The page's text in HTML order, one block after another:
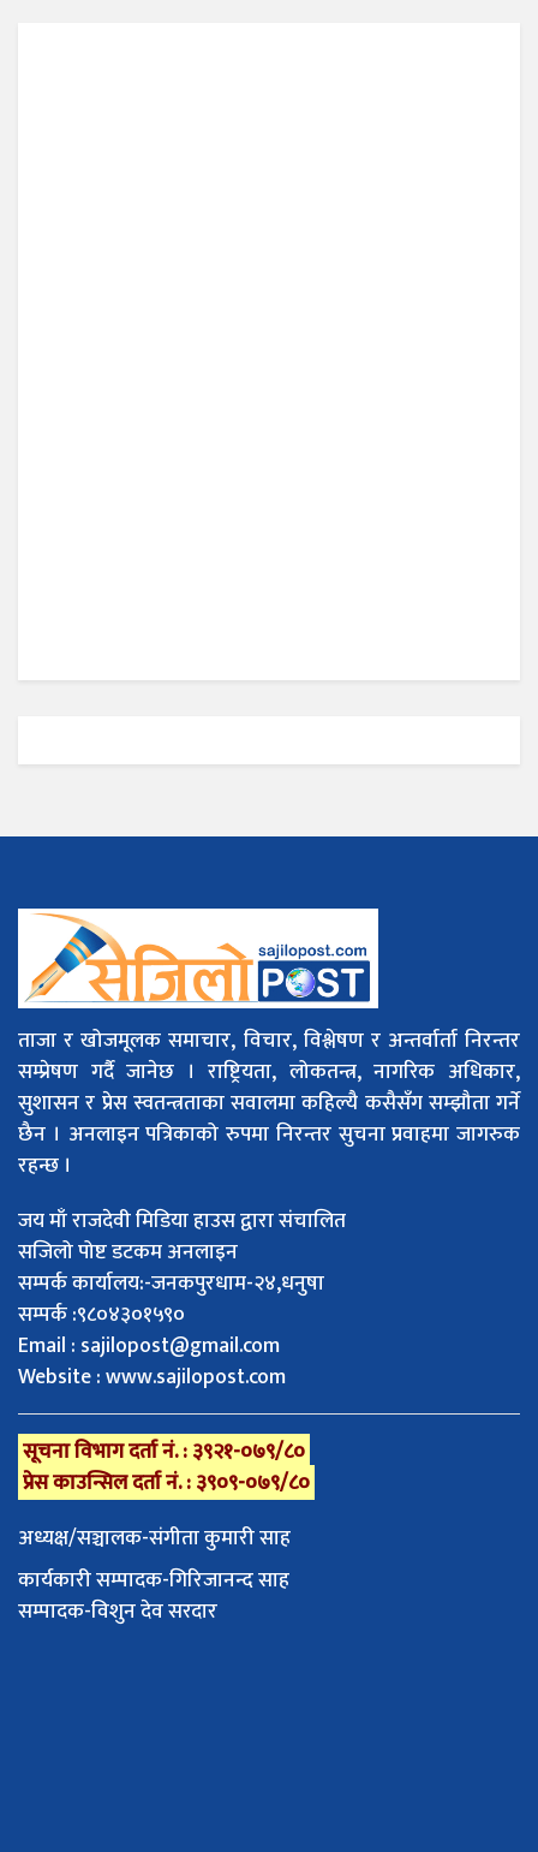
ताजा र खोजमूलक समाचार, विचार, विश्लेषण र अन्तर्वार्ता निरन्तर
सम्प्रेषण गर्दै जानेछ । राष्ट्रियता, लोकतन्त्र, नागरिक अधिकार,
सुशासन र प्रेस स्वतन्त्रताका सवालमा कहिल्यै कसैसँग सम्झौता गर्ने
छैन । अनलाइन पत्रिकाको रुपमा निरन्तर सुचना प्रवाहमा जागरुक
रहन्छ ।
जय माँ राजदेवी मिडिया हाउस द्वारा संचालित
सजिलो पोष्ट डटकम अनलाइन
सम्पर्क कार्यालय:-जनकपुरधाम-२४,धनुषा
सम्पर्क :९८०४३०१५९०
Email : sajilopost@gmail.com
Website : www.sajilopost.com
सूचना विभाग दर्ता नं. : ३९२१-०७९/८०
प्रेस काउन्सिल दर्ता नं. : ३९०९-०७९/८०
अध्यक्ष/सञ्चालक-संगीता कुमारी साह
कार्यकारी सम्पादक-गिरिजानन्द साह
सम्पादक-विशुन देव सरदार